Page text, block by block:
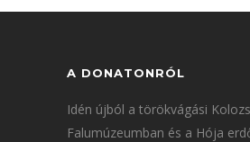
A DONATONRÓL
Idén újból a törökvágási
Falumúzeumban és a Hója